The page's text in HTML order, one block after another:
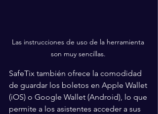
Las instrucciones de uso de la herramienta
son muy sencillas.
SafeTix también ofrece la comodidad
de guardar los boletos en Apple Wallet
(iOS) o Google Wallet (Android), lo que
permite a los asistentes acceder a sus